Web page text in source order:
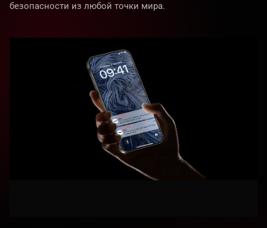
безопасности из любой точки мира.